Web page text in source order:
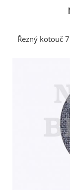
Řezný kotouč